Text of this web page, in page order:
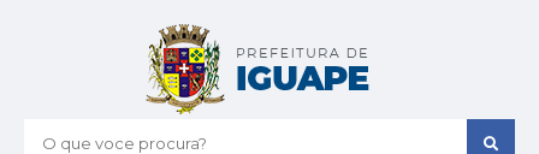
O que voce procura?